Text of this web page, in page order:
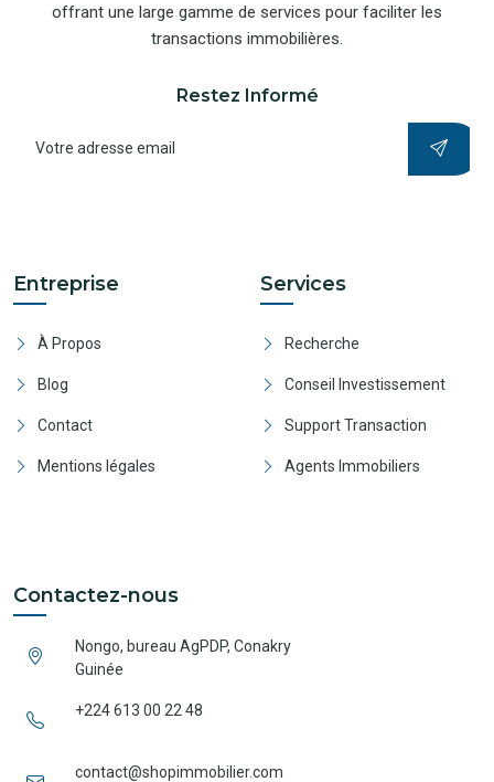
offrant une large gamme de services pour faciliter les
transactions immobilières.
Restez Informé
Entreprise
À Propos
Blog
Contact
Mentions légales
Services
Recherche
Conseil Investissement
Support Transaction
Agents Immobiliers
Contactez-nous
Nongo, bureau AgPDP, Conakry
Guinée
+224 613 00 22 48
contact@shopimmobilier.com